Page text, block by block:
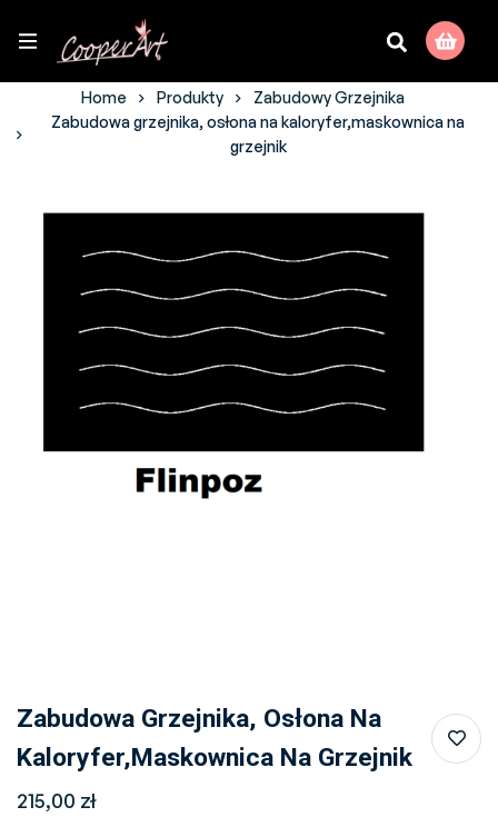
Home Produkty
Zabudowy Grzejnika
Zabudowa grzejnika, osłona na kaloryfer,maskownica na
grzejnik
Zabudowa Grzejnika, Osłona Na
Kaloryfer,maskownica Na Grzejnik
215,00 zł